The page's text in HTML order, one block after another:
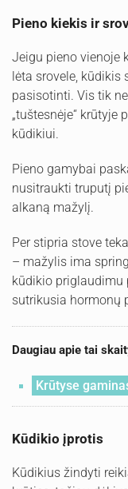
Pieno kiekis ir
Jeigu pieno vienoje
lėta srovele, kūdikis
pasisotinti. Vis tik
„tuštesnėje“
kūdikiui.
Pieno gamybai
nusitraukti truputį
alkaną mažylį.
Per stipria stove
– mažylis ima
kūdikio priglaudimu
sutrikusia hormonų
Daugiau apie tai
Krūtyse
Kūdikio įprotis
Kūdikius žindyti